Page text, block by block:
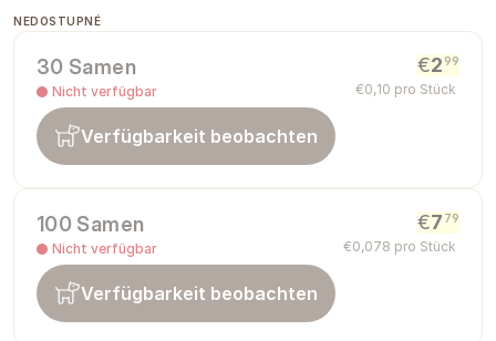
NEDOSTUPNÉ
30 Samen
Nicht verfügbar
€2 99
€0,10 pro Stück
Verfügbarkeit beobachten
100 Samen
Nicht verfügbar
€7 79
€0,078 pro Stück
Verfügbarkeit beobachten